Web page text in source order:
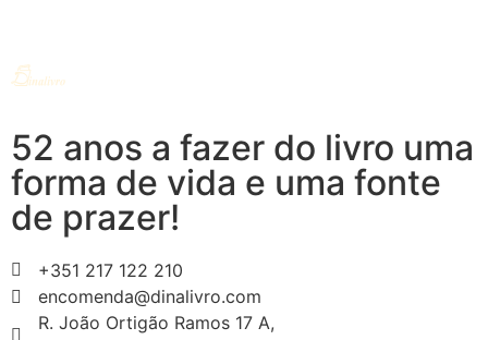
52 anos a fazer do livro uma
forma de vida e uma fonte
de prazer!
+351 217 122 210
encomenda@dinalivro.com
R. João Ortigão Ramos 17 A,